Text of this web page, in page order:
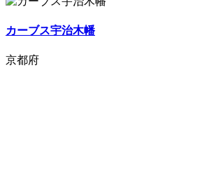
カーブス宇治木幡
京都府